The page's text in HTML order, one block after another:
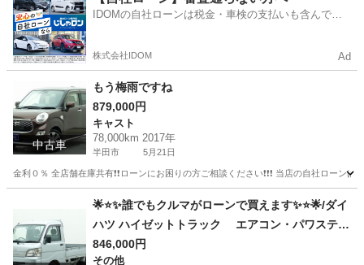
IDOMの自社ローンは税金・車検の支払いも含んでい
株式会社IDOM Ad
中古車
もう梅雨ですね
879,000円
キャスト
78,000km 2017年
半田市 5月21日
金利０％ 全店舗在庫共有❗️❗️ローンにお困りの方ご相談ください❗️❗️❗️ 当店の自社ロ
キャスト ローン
🌟⭐️✨誰でもクルマがローンで買えます✨⭐️🌟/ダイ
ハツ ハイゼットトラック エアコン・パワステ
スペシャル
846,000円
その他